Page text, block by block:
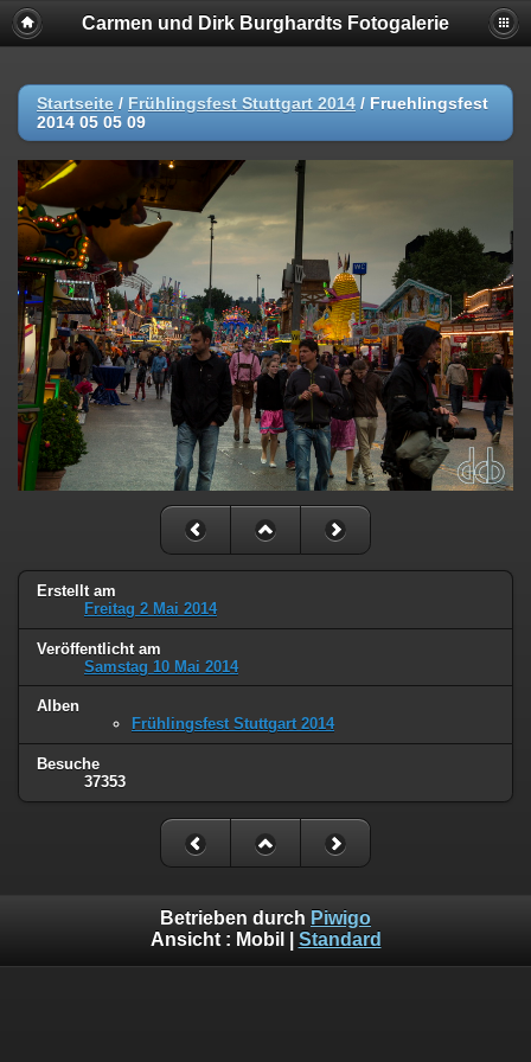
Carmen und Dirk Burghardts Fotogalerie
Startseite / Frühlingsfest Stuttgart 2014 / Fruehlingsfest
2014 05 05 09
Erstellt am
Freitag 2 Mai 2014
Veröffentlicht am
Samstag 10 Mai 2014
Alben
Frühlingsfest Stuttgart 2014
Besuche
37353
Betrieben durch Piwigo
Ansicht : Mobil Standard